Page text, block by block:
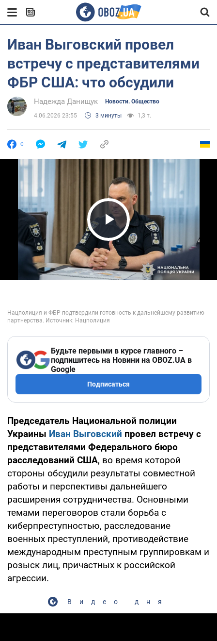
Иван Выговский провел
встречу с представителями
ФБР США: что обсудили
Надежда Данищук Новости. Общество
4.06.2026 23:55 3 минуты 1,3 т.
0
Play Video
Будьте первыми в курсе главного –
подпишитесь на Новини на OBOZ.UA в
Google
Подписаться
Председатель Национальной полиции
Украины Иван Выговский провел встречу с
представителями Федерального бюро
расследований США, во время которой
стороны обсудили результаты совместной
работы и перспективы дальнейшего
расширения сотрудничества. Основными
темами переговоров стали борьба с
киберпреступностью, расследование
военных преступлений, противодействие
международным преступным группировкам и
розыск лиц, причастных к российской
агрессии.
Видео дня